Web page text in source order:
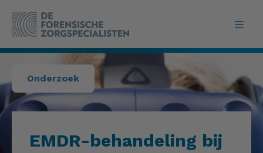
Onderzoek
EMDR-behandeling bij